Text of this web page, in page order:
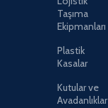
Taşıma
Ekipmanları
Plastik
Kasalar
Kutular ve
Avadanlıklar